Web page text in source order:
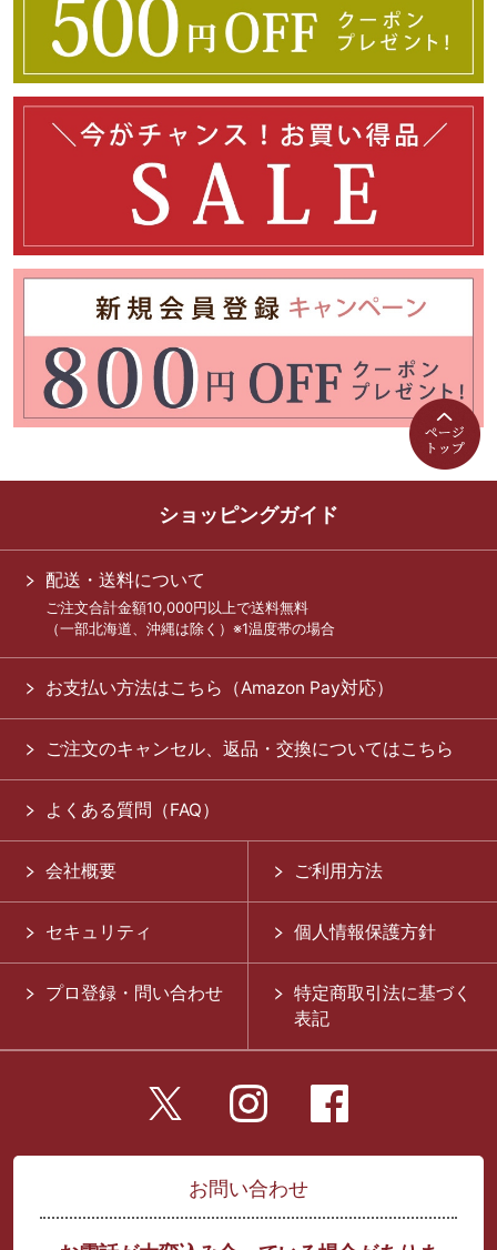
ショッピングガイド
配送・送料について
ご注文合計金額10,000円以上で送料無料
（一部北海道、沖縄は除く）※1温度帯の場合
お支払い方法はこちら（Amazon Pay対応）
ご注文のキャンセル、返品・交換についてはこちら
よくある質問（FAQ）
会社概要 ご利用方法
セキュリティ 個人情報保護方針
プロ登録・問い合わせ
特定商取引法に基づく
表記
お問い合わせ